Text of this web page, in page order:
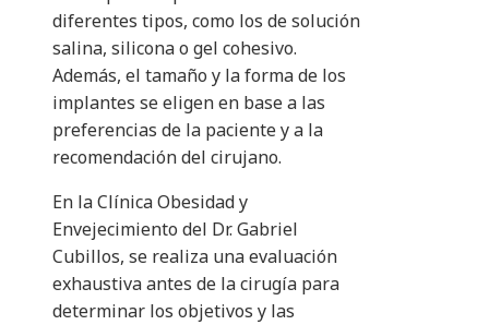
diferentes tipos, como los de solución
salina, silicona o gel cohesivo.
Además, el tamaño y la forma de los
implantes se eligen en base a las
preferencias de la paciente y a la
recomendación del cirujano.
En la Clínica Obesidad y
Envejecimiento del Dr. Gabriel
Cubillos, se realiza una evaluación
exhaustiva antes de la cirugía para
determinar los objetivos y las